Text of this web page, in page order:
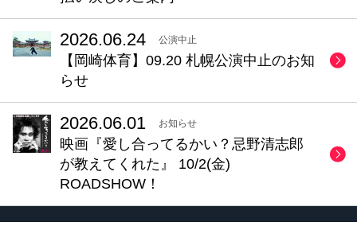
2026.06.24 公演中止
【岡崎体育】09.20 札幌公演中止のお知
らせ
2026.06.01 お知らせ
映画『愛し合ってるかい？忌野清志郎
が教えてくれた』 10/2(金)
ROADSHOW！